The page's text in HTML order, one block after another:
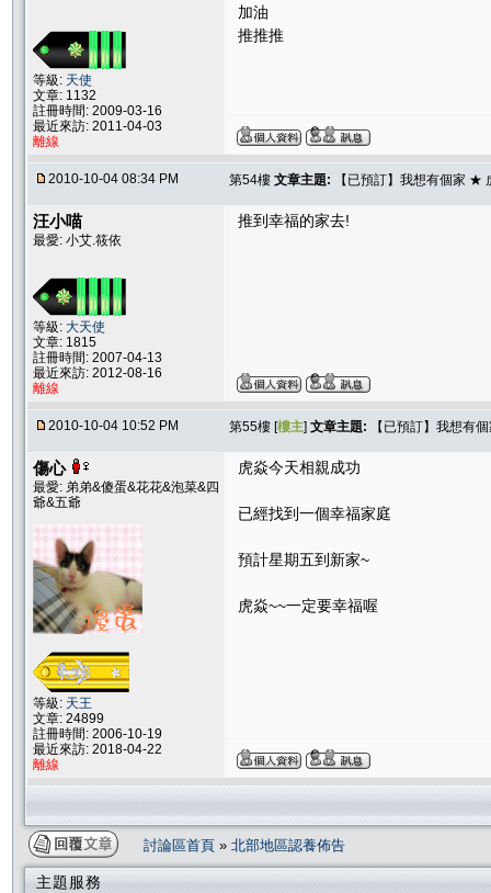
等級: 天使
文章: 1132
註冊時間: 2009-03-16
最近來訪: 2011-04-03
離線
加油
推推推
2010-10-04 08:34 PM 第54樓 文章主題: 【已預訂】我想有個家
汪小喵
最愛: 小艾.筱依
等級: 大天使
文章: 1815
註冊時間: 2007-04-13
最近來訪: 2012-08-16
離線
推到幸福的家去!
2010-10-04 10:52 PM 第55樓 [樓主] 文章主題: 【已預訂】我想有
傷心
最愛: 弟弟&傻蛋&花花&泡菜&四
爺&五爺
等級: 天王
文章: 24899
註冊時間: 2006-10-19
最近來訪: 2018-04-22
離線
虎焱今天相親成功
已經找到一個幸福家庭
預計星期五到新家~
虎焱~~一定要幸福喔
討論區首頁 » 北部地區認養佈告
主題服務